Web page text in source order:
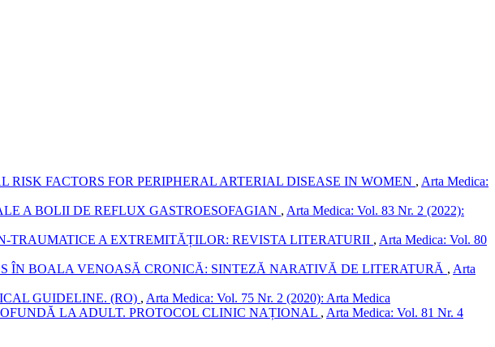
FACTORS FOR PERIPHERAL ARTERIAL DISEASE IN WOMEN , Arta Medica:
A BOLII DE REFLUX GASTROESOFAGIAN , Arta Medica: Vol. 83 Nr. 2 (2022):
A EXTREMITĂȚILOR: REVISTA LITERATURII , Arta Medica: Vol. 80
ÎN BOALA VENOASĂ CRONICĂ: SINTEZĂ NARATIVĂ DE LITERATURĂ , Arta
GUIDELINE. (RO) , Arta Medica: Vol. 75 Nr. 2 (2020): Arta Medica
LA ADULT. PROTOCOL CLINIC NAȚIONAL , Arta Medica: Vol. 81 Nr. 4